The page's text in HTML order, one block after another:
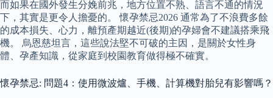
而如果在國外發生分娩前兆，地方位置不熟、語言不通的情況
下，其實是更令人擔憂的。 懷孕禁忌2026 通常為了不浪費多餘
的成本損失、心力，離預產期越近(後期)的孕婦會不建議搭乘飛
機。 烏恩慈坦言，這些說法堅不可破的主因，是關於女性身
體、孕產知識，從家庭到校園教育做得極不確實。
懷孕禁忌: 問題4：使用微波爐、手機、計算機對胎兒有影響嗎？